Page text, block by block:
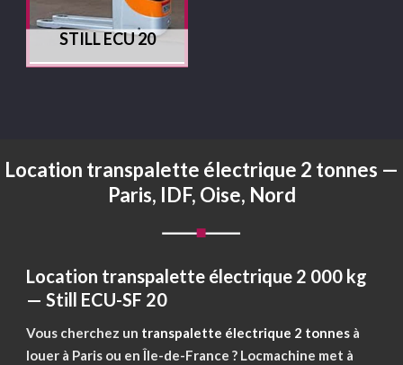
STILL ECU 20
Location transpalette électrique 2 tonnes —
Paris, IDF, Oise, Nord
Location transpalette électrique 2 000 kg
— Still ECU-SF 20
Vous cherchez un transpalette électrique 2 tonnes à
louer à Paris ou en Île-de-France ? Locmachine met à